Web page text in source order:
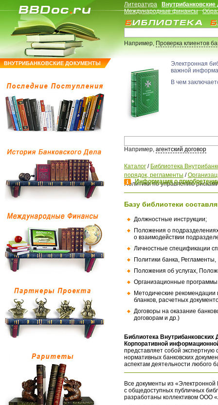
ВНУТРИБАНКОВСКИЕ ДОКУМЕНТЫ
Литература
Международные финансы
Например,Проверка клиентов
Электронная
важной
В чем
Например, агентский договор
Каталог / Библиотека
порядок, регламенты /
Политики по управлению
Информация о
Базу библиотеки
Должностные инструкции;
Положения о
о взаимодействии
Личностные спецификации
Политики банка,
Положения об услугах,
Организационные
Методические
бланков, расчетных
Договоры на оказание
договорам и др.)
Библиотека
Корпоративной
представляет собой экспертную
нормативных банковских
аспектам деятельности любого
Все документы из «Электронной
с общедоступных публичных
разработаны коллективом ООО